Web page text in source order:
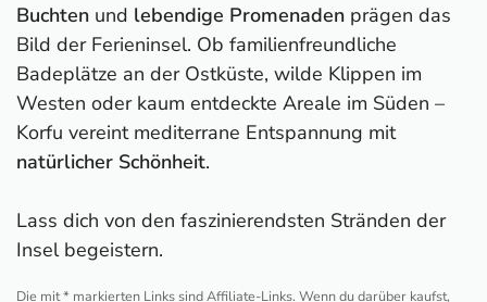
Buchten und lebendige Promenaden prägen das
Bild der Ferieninsel. Ob familienfreundliche
Badeplätze an der Ostküste, wilde Klippen im
Westen oder kaum entdeckte Areale im Süden –
Korfu vereint mediterrane Entspannung mit
natürlicher Schönheit.
Lass dich von den faszinierendsten Stränden der
Insel begeistern.
Die mit * markierten Links sind Affiliate-Links. Wenn du darüber kaufst,